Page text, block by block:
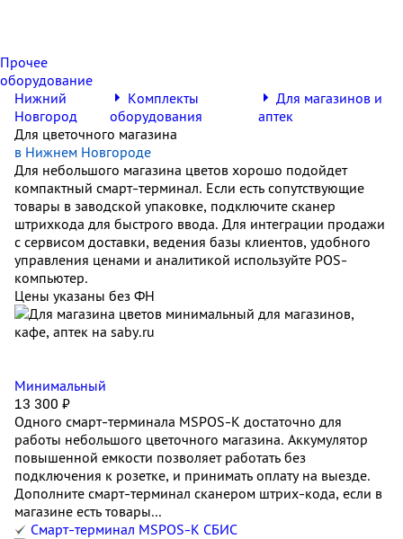
Прочее
оборудование
Нижний
Новгород
Комплекты
оборудования
Для магазинов и
аптек
Для цветочного магазина
в Нижнем Новгороде
Для небольшого магазина цветов хорошо подойдет
компактный смарт-терминал. Если есть сопутствующие
товары в заводской упаковке, подключите сканер
штрихкода для быстрого ввода. Для интеграции продажи
с сервисом доставки, ведения базы клиентов, удобного
управления ценами и аналитикой используйте POS-
компьютер.
Цены указаны без ФН
Минимальный
13 300 ₽
Одного смарт-терминала MSPOS-K достаточно для
работы небольшого цветочного магазина. Аккумулятор
повышенной емкости позволяет работать без
подключения к розетке, и принимать оплату на выезде.
Дополните смарт-терминал сканером штрих-кода, если в
магазине есть товары...
Смарт-терминал MSPOS-K СБИС